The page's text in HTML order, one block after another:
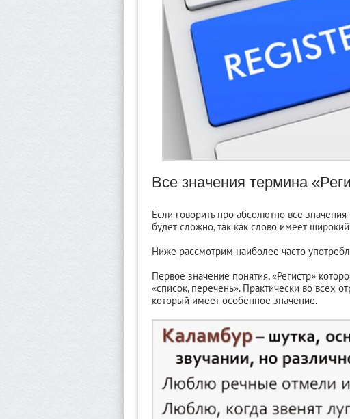
Все значения термина
Если говорить про абсолютно все значения
будет сложно, так как слово имеет
Ниже рассмотрим наиболее часто
Первое значение понятия, «Регистр»
«список, перечень». Практически во всех
который имеет особенное значение.